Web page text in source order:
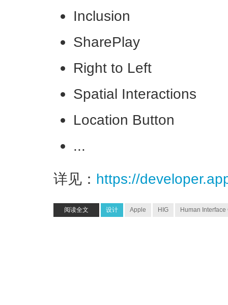
Inclusion
SharePlay
Right to Left
Spatial Interactions
Location Button
...
详见： https://
阅读全文 设计 Apple HIG Human